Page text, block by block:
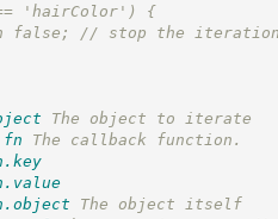
'hairColor') {
false; // stop the
The object to iterate
fn
The callback function.
The object itself